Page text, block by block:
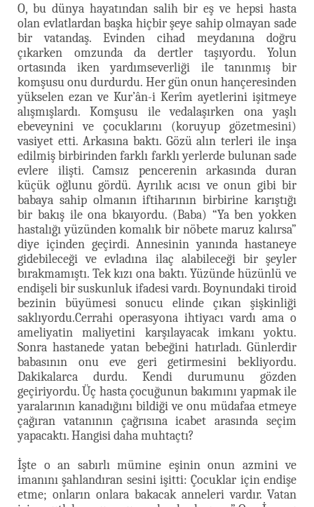
O, bu dünya hayatından salih bir eş ve hepsi hasta
olan evlatlardan başka hiçbir şeye sahip olmayan sade
bir vatandaş. Evinden cihad meydanına doğru
çıkarken omzunda da dertler taşıyordu. Yolun
ortasında iken yardımseverliği ile tanınmış bir
komşusu onu durdurdu. Her gün onun hançeresinden
yükselen ezan ve Kur’ân-i Kerîm ayetlerini işitmeye
alışmışlardı. Komşusu ile vedalaşırken ona yaşlı
ebeveynini ve çocuklarını (koruyup gözetmesini)
vasiyet etti. Arkasına baktı. Gözü alın terleri ile inşa
edilmiş birbirinden farklı farklı yerlerde bulunan sade
evlere ilişti. Camsız pencerenin arkasında duran
küçük oğlunu gördü. Ayrılık acısı ve onun gibi bir
babaya sahip olmanın iftiharının birbirine karıştığı
bir bakış ile ona bkaıyordu. (Baba) “Ya ben yokken
hastalığı yüzünden komalık bir nöbete maruz kalırsa”
diye içinden geçirdi. Annesinin yanında hastaneye
gidebileceği ve evladına ilaç alabileceği bir şeyler
bırakmamıştı. Tek kızı ona baktı. Yüzünde hüzünlü ve
endişeli bir suskunluk ifadesi vardı. Boynundaki tiroid
bezinin büyümesi sonucu elinde çıkan şişkinliği
saklıyordu.Cerrahi operasyona ihtiyacı vardı ama o
ameliyatin maliyetini karşılayacak imkanı yoktu.
Sonra hastanede yatan bebeğini hatırladı. Günlerdir
babasının onu eve geri getirmesini bekliyordu.
Dakikalarca durdu. Kendi durumunu gözden
geçiriyordu. Üç hasta çocuğunun bakımını yapmak ile
yaralarının kanadığını bildiği ve onu müdafaa etmeye
çağıran vatanının çağrısına icabet arasında seçim
yapacaktı. Hangisi daha muhtaçtı?
İşte o an sabırlı mümine eşinin onun azmini ve
imanını şahlandıran sesini işitti: Çocuklar için endişe
etme; onların onlara bakacak anneleri vardır. Vatan